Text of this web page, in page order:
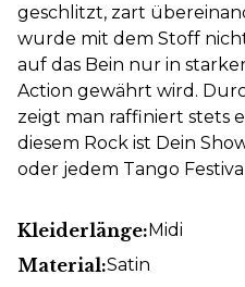
geschlitzt, zart
wurde mit dem Stoff
auf das Bein nur in
Action gewährt wird.
zeigt man raffiniert stets
diesem Rock ist Dein
oder jedem Tango
Kleiderlänge:Midi
Material:Satin